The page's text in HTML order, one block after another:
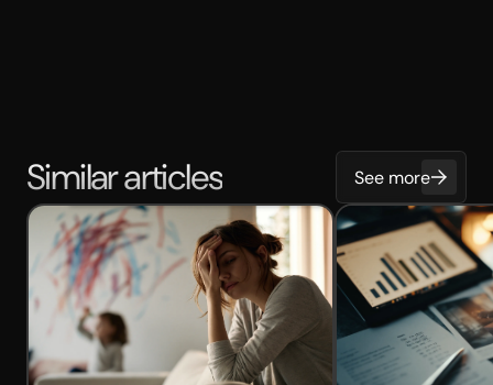
Similar articles See more